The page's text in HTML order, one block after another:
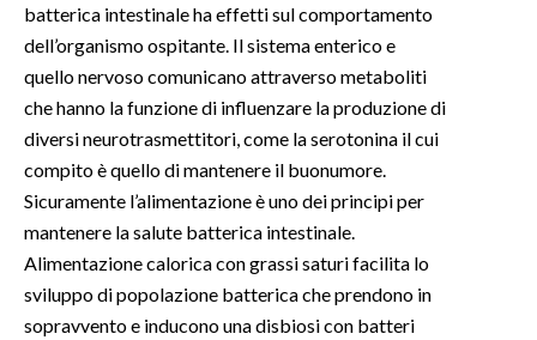
batterica intestinale ha effetti sul comportamento
dell’organismo ospitante. Il sistema enterico e
quello nervoso comunicano attraverso metaboliti
che hanno la funzione di influenzare la produzione di
diversi neurotrasmettitori, come la serotonina il cui
compito è quello di mantenere il buonumore.
Sicuramente l’alimentazione è uno dei principi per
mantenere la salute batterica intestinale.
Alimentazione calorica con grassi saturi facilita lo
sviluppo di popolazione batterica che prendono in
sopravvento e inducono una disbiosi con batteri